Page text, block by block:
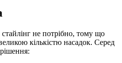
не потрібно, тому що
кількістю насадок. Серед
рішення: